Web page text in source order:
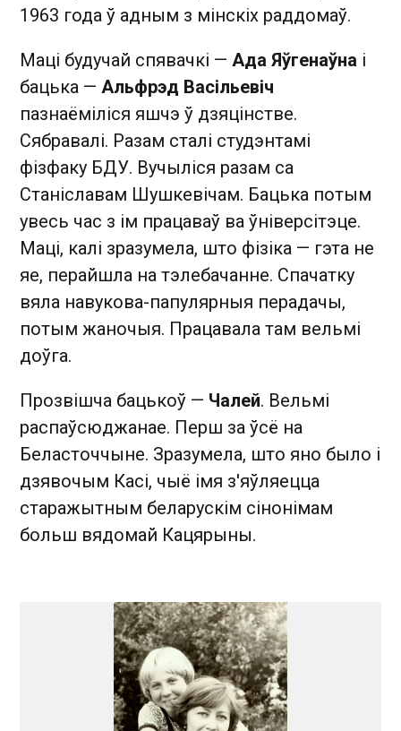
1963 года ў адным з мінскіх раддомаў.
Маці будучай спявачкі — Ада Яўгенаўна і
бацька — Альфрэд Васільевіч
пазнаёміліся яшчэ ў дзяцінстве.
Сябравалі. Разам сталі студэнтамі
фізфаку БДУ. Вучыліся разам са
Станіславам Шушкевічам. Бацька потым
увесь час з ім працаваў ва ўніверсітэце.
Маці, калі зразумела, што фізіка — гэта не
яе, перайшла на тэлебачанне. Спачатку
вяла навукова-папулярныя перадачы,
потым жаночыя. Працавала там вельмі
доўга.
Прозвішча бацькоў — Чалей. Вельмі
распаўсюджанае. Перш за ўсё на
Беласточчыне. Зразумела, што яно было і
дзявочым Касі, чыё імя з'яўляецца
старажытным беларускім сінонімам
больш вядомай Кацярыны.